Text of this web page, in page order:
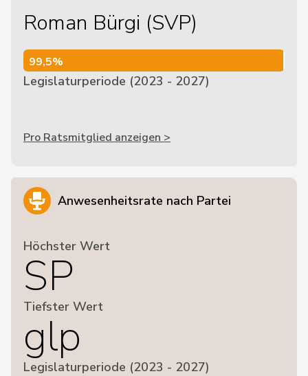
Roman Bürgi (SVP)
99,5%
99,5%
Legislaturperiode (2023 - 2027)
Pro Ratsmitglied anzeigen >
Anwesenheitsrate nach Partei
Höchster Wert
SP
Tiefster Wert
glp
Legislaturperiode (2023 - 2027)